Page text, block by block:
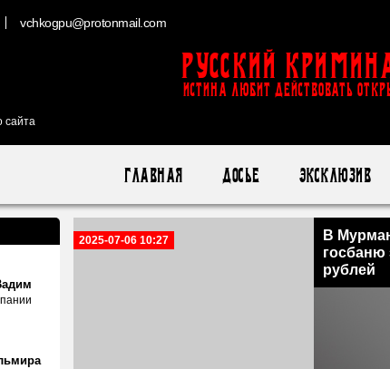
vchkogpu@protonmail.com
сайта
Русский
ИСТИНА ЛЮБИТ ДЕЙСТВОВАТЬ
Главная Досье Эксклюзив
2025-07-06 10:27
В
госбаню
рублей